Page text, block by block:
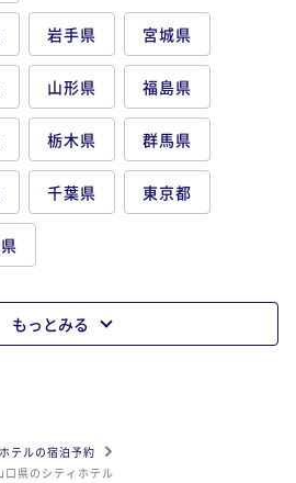
岩手県 宮城県
山形県 福島県
栃木県 群馬県
千葉県 東京都
もっとみる
テルの宿泊予約
口県のシティホテル